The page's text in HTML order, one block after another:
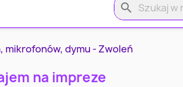
search
mikrofonów, dymu - Zwoleń
na impreze